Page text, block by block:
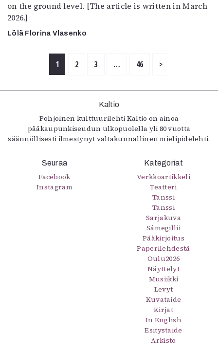
on the ground level. [The article is written in March
2026.]
Lölä Florina Vlasenko
1 2 3 … 46 >
Kaltio
Pohjoinen kulttuurilehti Kaltio on ainoa
pääkaupunkiseudun ulkopuolella yli 80 vuotta
säännöllisesti ilmestynyt valtakunnallinen mielipidelehti.
Seuraa
Facebook
Instagram
Kategoriat
Verkkoartikkeli
Teatteri
Tanssi
Tanssi
Sarjakuva
Sámegillii
Pääkirjoitus
Paperilehdestä
Oulu2026
Näyttelyt
Musiikki
Levyt
Kuvataide
Kirjat
In English
Esitystaide
Arkisto